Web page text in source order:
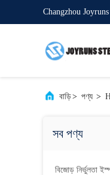
Changzhou
বাড়ি> পণ্য >
সব পণ্য
বিজোড় নির্ভুলতা